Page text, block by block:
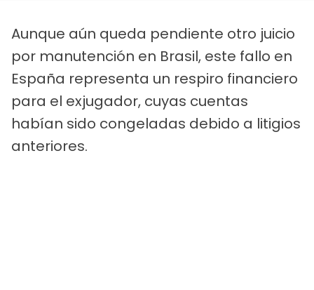
Aunque aún queda pendiente otro juicio
por manutención en Brasil, este fallo en
España representa un respiro financiero
para el exjugador, cuyas cuentas
habían sido congeladas debido a litigios
anteriores.